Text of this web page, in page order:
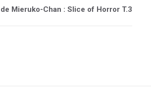
Mieruko-Chan : Slice of Horror T.3